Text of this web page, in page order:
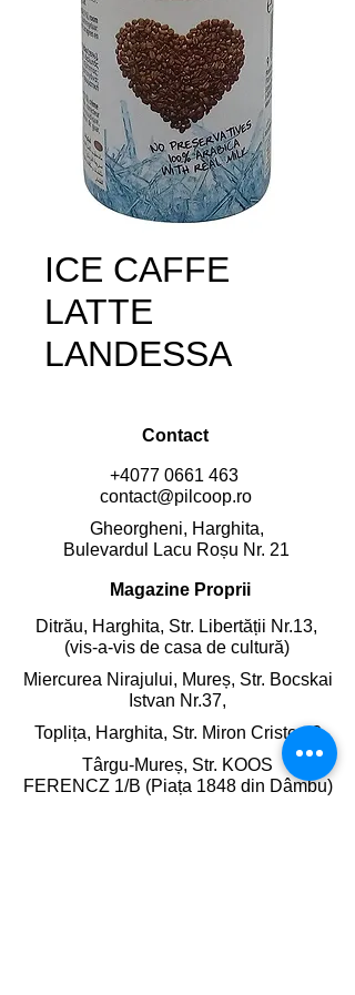
ICE CAFFE
LATTE
LANDESSA
Contact
+4077 0661 463
contact@pilcoop.ro
Gheorgheni, Harghita,
Bulevardul Lacu Roșu Nr. 21
Magazine Proprii
Ditrău, Harghita, Str. Libertății Nr.13,
(vis-a-vis de casa de cultură)
Miercurea Nirajului, Mureș, Str. Bocskai
Istvan Nr.37,
Toplița, Harghita, Str. Miron Cristea 2
Târgu-Mureș, Str. KOOS
FERENCZ 1/B (Piața 1848 din Dâmbu)